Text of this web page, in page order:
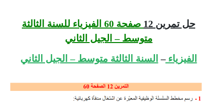
حل تمرين 12
صفحة 60 الفيزياء للسنة الثالثة
متوسط – الجيل الثاني
الفيزياء– السنة الثالثة متوسط – الجيل الثاني